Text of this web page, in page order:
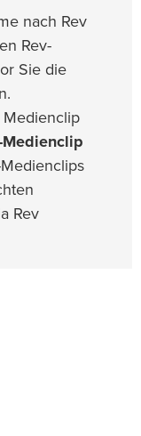
nach Rev
Rev-
Sie die
Medienclip
Medienclip
Rev